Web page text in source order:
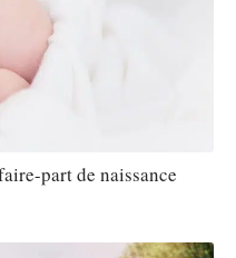
part de naissance